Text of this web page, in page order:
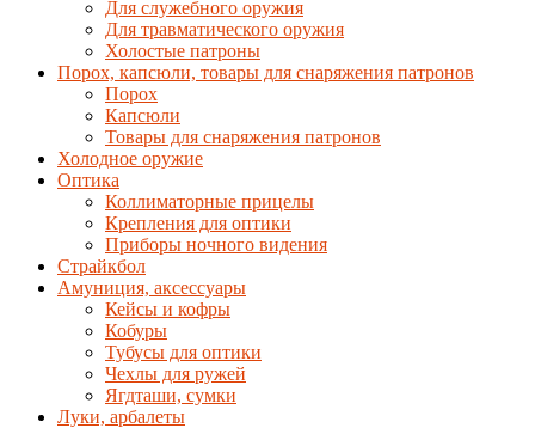
Для служебного оружия
Для травматического оружия
Холостые патроны
Порох, капсюли, товары для снаряжения патронов
Порох
Капсюли
Товары для снаряжения патронов
Холодное оружие
Оптика
Коллиматорные прицелы
Крепления для оптики
Приборы ночного видения
Страйкбол
Амуниция, аксессуары
Кейсы и кофры
Кобуры
Тубусы для оптики
Чехлы для ружей
Ягдташи, сумки
Луки, арбалеты